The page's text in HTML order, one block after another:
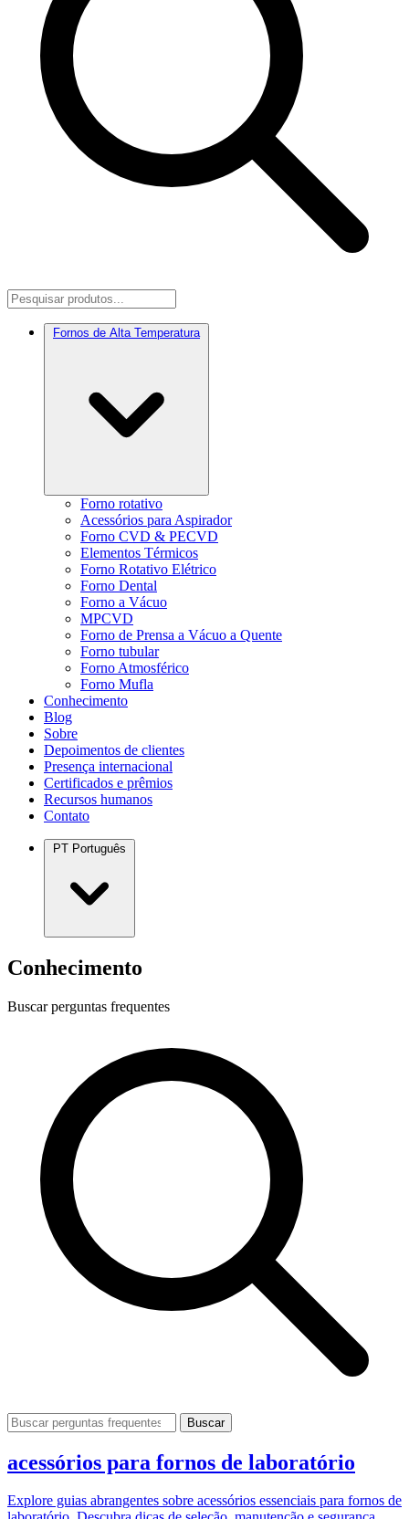
Fornos de Alta Temperatura
Forno rotativo
Acessórios para Aspirador
Forno CVD & PECVD
Elementos Térmicos
Forno Rotativo Elétrico
Forno Dental
Forno a Vácuo
MPCVD
Forno de Prensa a Vácuo a Quente
Forno tubular
Forno Atmosférico
Forno Mufla
Conhecimento
Blog
Sobre
Depoimentos de clientes
Presença internacional
Certificados e prêmios
Recursos humanos
Contato
PT Português
Conhecimento
Buscar perguntas frequentes
Buscar
acessórios para fornos de laboratório
Explore guias abrangentes sobre acessórios essenciais para fornos de